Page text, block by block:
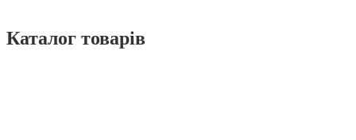
Каталог товарiв